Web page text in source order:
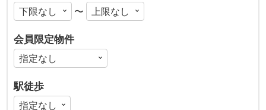
〜
会員限定物件
駅徒歩